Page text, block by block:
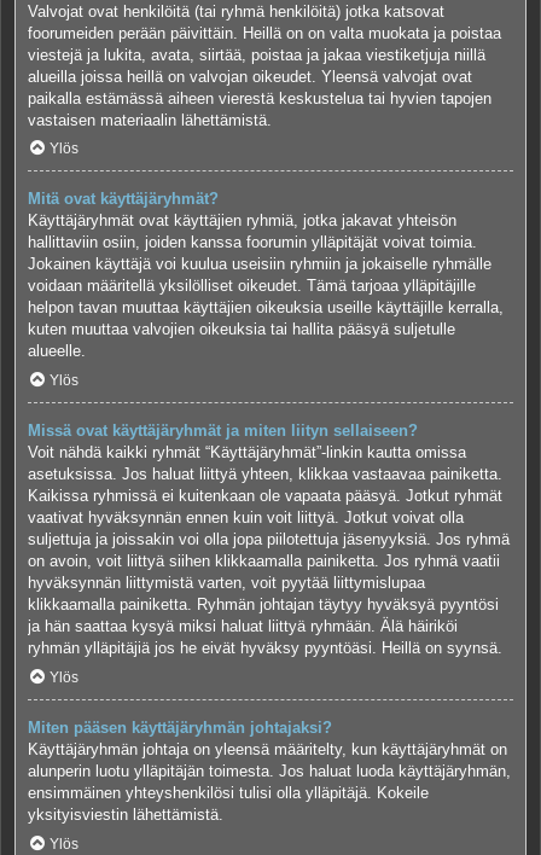
Valvojat ovat henkilöitä (tai ryhmä henkilöitä) jotka katsovat
foorumeiden perään päivittäin. Heillä on on valta muokata ja poistaa
viestejä ja lukita, avata, siirtää, poistaa ja jakaa viestiketjuja niillä
alueilla joissa heillä on valvojan oikeudet. Yleensä valvojat ovat
paikalla estämässä aiheen vierestä keskustelua tai hyvien tapojen
vastaisen materiaalin lähettämistä.
Ylös
Mitä ovat käyttäjäryhmät?
Käyttäjäryhmät ovat käyttäjien ryhmiä, jotka jakavat yhteisön
hallittaviin osiin, joiden kanssa foorumin ylläpitäjät voivat toimia.
Jokainen käyttäjä voi kuulua useisiin ryhmiin ja jokaiselle ryhmälle
voidaan määritellä yksilölliset oikeudet. Tämä tarjoaa ylläpitäjille
helpon tavan muuttaa käyttäjien oikeuksia useille käyttäjille kerralla,
kuten muuttaa valvojien oikeuksia tai hallita pääsyä suljetulle
alueelle.
Ylös
Missä ovat käyttäjäryhmät ja miten liityn sellaiseen?
Voit nähdä kaikki ryhmät “Käyttäjäryhmät”-linkin kautta omissa
asetuksissa. Jos haluat liittyä yhteen, klikkaa vastaavaa painiketta.
Kaikissa ryhmissä ei kuitenkaan ole vapaata pääsyä. Jotkut ryhmät
vaativat hyväksynnän ennen kuin voit liittyä. Jotkut voivat olla
suljettuja ja joissakin voi olla jopa piilotettuja jäsenyyksiä. Jos ryhmä
on avoin, voit liittyä siihen klikkaamalla painiketta. Jos ryhmä vaatii
hyväksynnän liittymistä varten, voit pyytää liittymislupaa
klikkaamalla painiketta. Ryhmän johtajan täytyy hyväksyä pyyntösi
ja hän saattaa kysyä miksi haluat liittyä ryhmään. Älä häiriköi
ryhmän ylläpitäjiä jos he eivät hyväksy pyyntöäsi. Heillä on syynsä.
Ylös
Miten pääsen käyttäjäryhmän johtajaksi?
Käyttäjäryhmän johtaja on yleensä määritelty, kun käyttäjäryhmät on
alunperin luotu ylläpitäjän toimesta. Jos haluat luoda käyttäjäryhmän,
ensimmäinen yhteyshenkilösi tulisi olla ylläpitäjä. Kokeile
yksityisviestin lähettämistä.
Ylös